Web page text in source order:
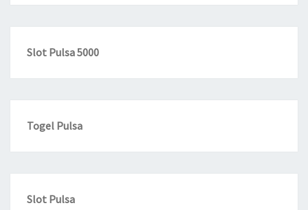
Slot Pulsa 5000
Togel Pulsa
Slot Pulsa